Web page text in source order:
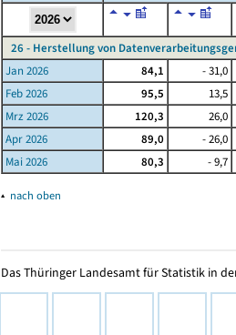
26 - Herstellung von
Jan 2026
84,1 - 31,0
Feb 2026
95,5 13,5
Mrz 2026
120,3 26,0
Apr 2026
89,0 - 26,0
Mai 2026
80,3 - 9,7
▴ nach oben
Das Thüringer Landesamt für Statistik in